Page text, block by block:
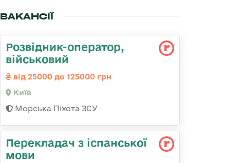
ВАКАНСІЇ
Розвідник-опеpатоp,
військовий
від 25000 до 125000 грн
Київ
Морська Піхота ЗСУ
Перекладач з іспанської
мови